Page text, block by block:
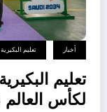
أخبار تعليم البكيرية
لكأس العالم 2034